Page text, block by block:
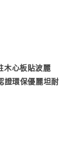
木心板貼波麗
證環保優麗坦耐